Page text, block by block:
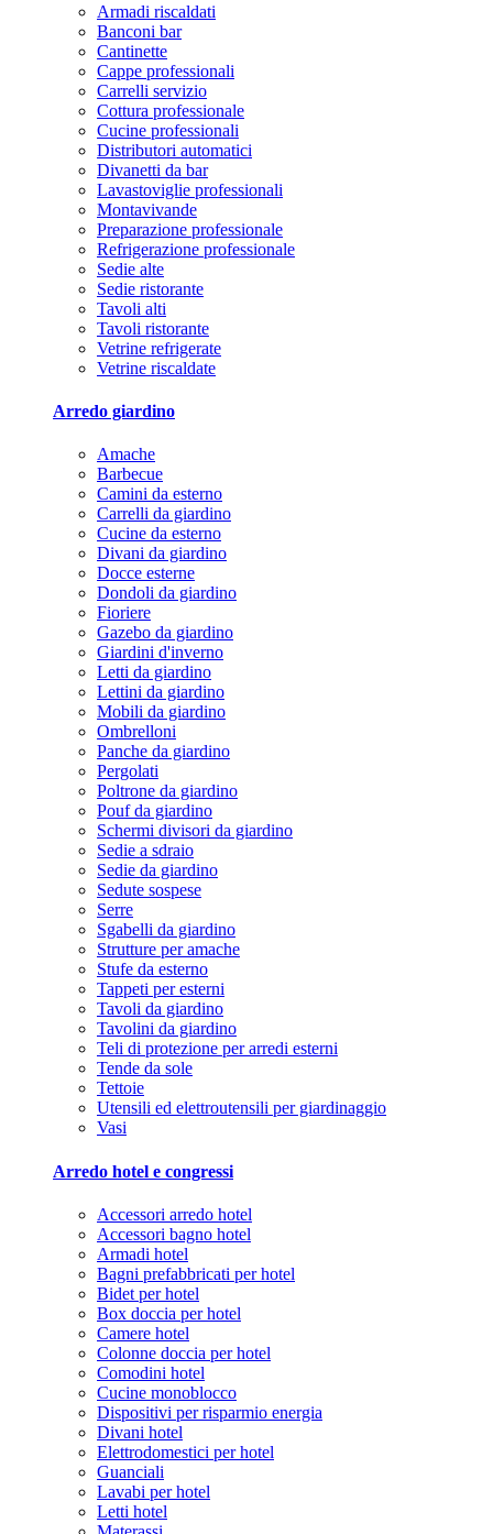
Armadi riscaldati
Banconi bar
Cantinette
Cappe professionali
Carrelli servizio
Cottura professionale
Cucine professionali
Distributori automatici
Divanetti da bar
Lavastoviglie professionali
Montavivande
Preparazione professionale
Refrigerazione professionale
Sedie alte
Sedie ristorante
Tavoli alti
Tavoli ristorante
Vetrine refrigerate
Vetrine riscaldate
Arredo giardino
Amache
Barbecue
Camini da esterno
Carrelli da giardino
Cucine da esterno
Divani da giardino
Docce esterne
Dondoli da giardino
Fioriere
Gazebo da giardino
Giardini d'inverno
Letti da giardino
Lettini da giardino
Mobili da giardino
Ombrelloni
Panche da giardino
Pergolati
Poltrone da giardino
Pouf da giardino
Schermi divisori da giardino
Sedie a sdraio
Sedie da giardino
Sedute sospese
Serre
Sgabelli da giardino
Strutture per amache
Stufe da esterno
Tappeti per esterni
Tavoli da giardino
Tavolini da giardino
Teli di protezione per arredi esterni
Tende da sole
Tettoie
Utensili ed elettroutensili per giardinaggio
Vasi
Arredo hotel e congressi
Accessori arredo hotel
Accessori bagno hotel
Armadi hotel
Bagni prefabbricati per hotel
Bidet per hotel
Box doccia per hotel
Camere hotel
Colonne doccia per hotel
Comodini hotel
Cucine monoblocco
Dispositivi per risparmio energia
Divani hotel
Elettrodomestici per hotel
Guanciali
Lavabi per hotel
Letti hotel